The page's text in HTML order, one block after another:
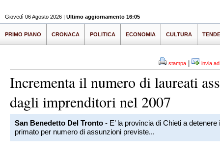
Giovedì 06 Agosto 2026 | Ultimo aggiornamento 16:05
PRIMO PIANO CRONACA POLITICA ECONOMIA CULTURA
stampa invia
Incrementa il numero di laureati
dagli imprenditori nel 2007
San Benedetto Del Tronto - E’ la provincia di Chieti a detenere
primato per numero di assunzioni previste...